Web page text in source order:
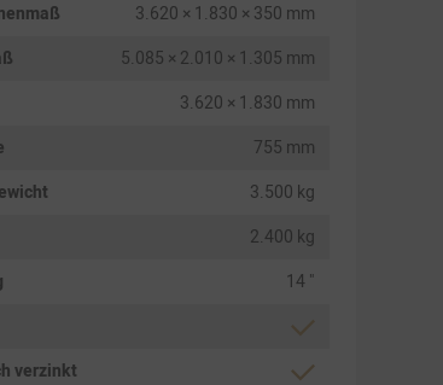
3.620 × 1.830 × 350 mm
5.085 × 2.010 × 1.305 mm
3.620 × 1.830 mm
755 mm
3.500 kg
2.400 kg
14 "
verzinkt